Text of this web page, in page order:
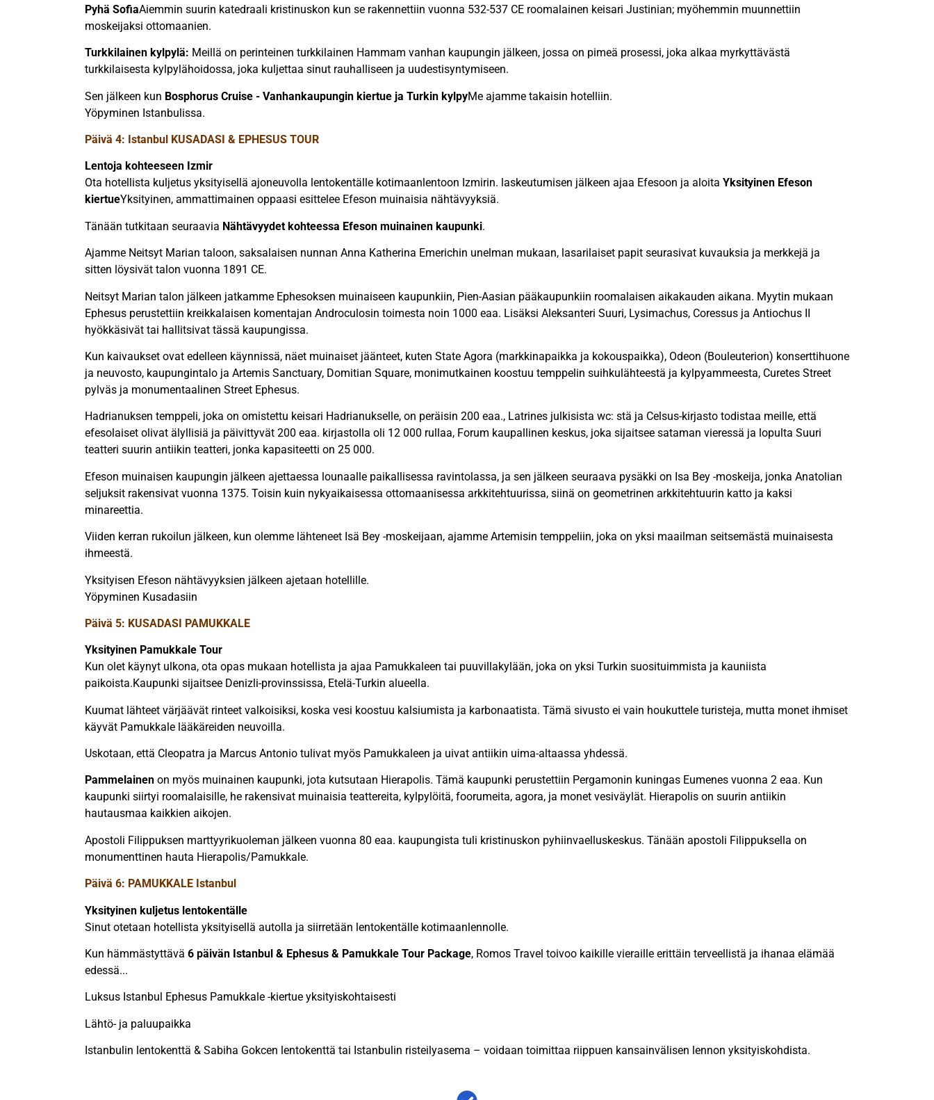
Pyhä SofiaAiemmin suurin katedraali kristinuskon kun se rakennettiin vuonna 532-537 CE roomalainen keisari Justinian; myöhemmin muunnettiin
moskeijaksi ottomaanien.
Turkkilainen kylpylä: Meillä on perinteinen turkkilainen Hammam vanhan kaupungin jälkeen, jossa on pimeä prosessi, joka alkaa myrkyttävästä
turkkilaisesta kylpylähoidossa, joka kuljettaa sinut rauhalliseen ja uudestisyntymiseen.
Sen jälkeen kun Bosphorus Cruise - Vanhankaupungin kiertue ja Turkin kylpyMe ajamme takaisin hotelliin.
Yöpyminen Istanbulissa.
Päivä 4: Istanbul KUSADASI & EPHESUS TOUR
Lentoja kohteeseen Izmir
Ota hotellista kuljetus yksityisellä ajoneuvolla lentokentälle kotimaanlentoon Izmirin. laskeutumisen jälkeen ajaa Efesoon ja aloita Yksityinen Efeson
kiertueYksityinen, ammattimainen oppaasi esittelee Efeson muinaisia nähtävyyksiä.
Tänään tutkitaan seuraavia Nähtävyydet kohteessa Efeson muinainen kaupunki.
Ajamme Neitsyt Marian taloon, saksalaisen nunnan Anna Katherina Emerichin unelman mukaan, lasarilaiset papit seurasivat kuvauksia ja merkkejä ja
sitten löysivät talon vuonna 1891 CE.
Neitsyt Marian talon jälkeen jatkamme Ephesoksen muinaiseen kaupunkiin, Pien-Aasian pääkaupunkiin roomalaisen aikakauden aikana. Myytin mukaan
Ephesus perustettiin kreikkalaisen komentajan Androculosin toimesta noin 1000 eaa. Lisäksi Aleksanteri Suuri, Lysimachus, Coressus ja Antiochus II
hyökkäsivät tai hallitsivat tässä kaupungissa.
Kun kaivaukset ovat edelleen käynnissä, näet muinaiset jäänteet, kuten State Agora (markkinapaikka ja kokouspaikka), Odeon (Bouleuterion) konserttihuone
ja neuvosto, kaupungintalo ja Artemis Sanctuary, Domitian Square, monimutkainen koostuu temppelin suihkulähteestä ja kylpyammeesta, Curetes Street
pylväs ja monumentaalinen Street Ephesus.
Hadrianuksen temppeli, joka on omistettu keisari Hadrianukselle, on peräisin 200 eaa., Latrines julkisista wc: stä ja Celsus-kirjasto todistaa meille, että
efesolaiset olivat älyllisiä ja päivittyvät 200 eaa. kirjastolla oli 12 000 rullaa, Forum kaupallinen keskus, joka sijaitsee sataman vieressä ja lopulta Suuri
teatteri suurin antiikin teatteri, jonka kapasiteetti on 25 000.
Efeson muinaisen kaupungin jälkeen ajettaessa lounaalle paikallisessa ravintolassa, ja sen jälkeen seuraava pysäkki on Isa Bey -moskeija, jonka Anatolian
seljuksit rakensivat vuonna 1375. Toisin kuin nykyaikaisessa ottomaanisessa arkkitehtuurissa, siinä on geometrinen arkkitehtuurin katto ja kaksi
minareettia.
Viiden kerran rukoilun jälkeen, kun olemme lähteneet Isä Bey -moskeijaan, ajamme Artemisin temppeliin, joka on yksi maailman seitsemästä muinaisesta
ihmeestä.
Yksityisen Efeson nähtävyyksien jälkeen ajetaan hotellille.
Yöpyminen Kusadasiin
Päivä 5: KUSADASI PAMUKKALE
Yksityinen Pamukkale Tour
Kun olet käynyt ulkona, ota opas mukaan hotellista ja ajaa Pamukkaleen tai puuvillakylään, joka on yksi Turkin suosituimmista ja kauniista
paikoista.Kaupunki sijaitsee Denizli-provinssissa, Etelä-Turkin alueella.
Kuumat lähteet värjäävät rinteet valkoisiksi, koska vesi koostuu kalsiumista ja karbonaatista. Tämä sivusto ei vain houkuttele turisteja, mutta monet ihmiset
käyvät Pamukkale lääkäreiden neuvoilla.
Uskotaan, että Cleopatra ja Marcus Antonio tulivat myös Pamukkaleen ja uivat antiikin uima-altaassa yhdessä.
Pammelainen on myös muinainen kaupunki, jota kutsutaan Hierapolis. Tämä kaupunki perustettiin Pergamonin kuningas Eumenes vuonna 2 eaa. Kun
kaupunki siirtyi roomalaisille, he rakensivat muinaisia teattereita, kylpylöitä, foorumeita, agora, ja monet vesiväylät. Hierapolis on suurin antiikin
hautausmaa kaikkien aikojen.
Apostoli Filippuksen marttyyrikuoleman jälkeen vuonna 80 eaa. kaupungista tuli kristinuskon pyhiinvaelluskeskus. Tänään apostoli Filippuksella on
monumenttinen hauta Hierapolis/Pamukkale.
Päivä 6: PAMUKKALE Istanbul
Yksityinen kuljetus lentokentälle
Sinut otetaan hotellista yksityisellä autolla ja siirretään lentokentälle kotimaanlennolle.
Kun hämmästyttävä 6 päivän Istanbul & Ephesus & Pamukkale Tour Package, Romos Travel toivoo kaikille vieraille erittäin terveellistä ja ihanaa elämää
edessä...
Luksus Istanbul Ephesus Pamukkale -kiertue yksityiskohtaisesti
Lähtö- ja paluupaikka
Istanbulin lentokenttä & Sabiha Gokcen lentokenttä tai Istanbulin risteilyasema – voidaan toimittaa riippuen kansainvälisen lennon yksityiskohdista.